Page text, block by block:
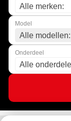
Alle merken:
Model
Alle modellen:
Onderdeel
Alle